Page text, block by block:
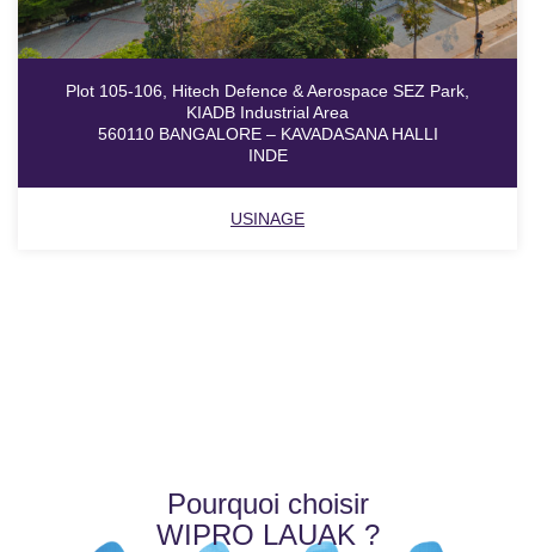
Plot 105-106, Hitech Defence & Aerospace SEZ Park,
KIADB Industrial Area
560110 BANGALORE – KAVADASANA HALLI
INDE
USINAGE
Pourquoi choisir
WIPRO LAUAK ?